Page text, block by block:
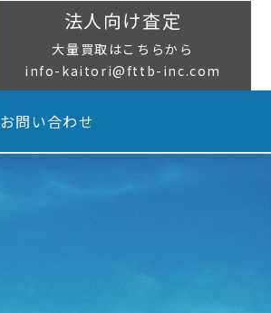
法人向け査定
大量買取はこちらから
info-kaitori@fttb-inc.com
お問い合わせ